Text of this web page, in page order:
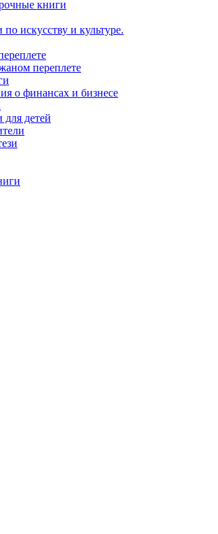
книги
искусству и культуре.
переплете
о финансах и бизнесе
детей